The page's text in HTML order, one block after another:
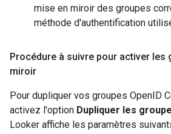
mise en miroir des groupes
méthode d'authentification
Procédure à suivre pour activer les
miroir
Pour dupliquer vos groupes OpenID
activez l'option Dupliquer les
Looker affiche les paramètres